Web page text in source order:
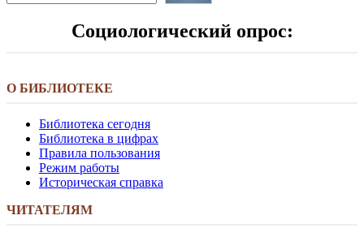
Социологический опрос:
О БИБЛИОТЕКЕ
Библиотека сегодня
Библиотека в цифрах
Правила пользования
Режим работы
Историческая справка
ЧИТАТЕЛЯМ